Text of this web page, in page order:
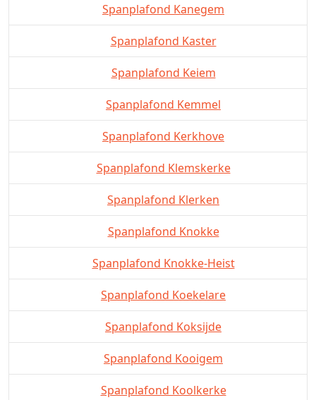
Spanplafond Kanegem
Spanplafond Kaster
Spanplafond Keiem
Spanplafond Kemmel
Spanplafond Kerkhove
Spanplafond Klemskerke
Spanplafond Klerken
Spanplafond Knokke
Spanplafond Knokke-Heist
Spanplafond Koekelare
Spanplafond Koksijde
Spanplafond Kooigem
Spanplafond Koolkerke